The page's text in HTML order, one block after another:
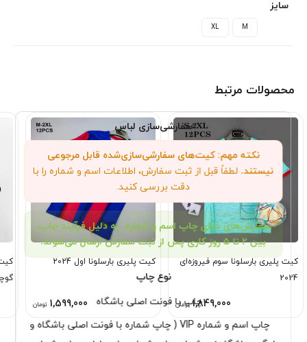
سفارشی‌سازی لباس
نکته مهم: کیت‌های سفارشی‌سازی‌شده قابل مرجوعی
نیستند. لطفاً قبل از ثبت سفارش، اطلاعات اسم و شماره را با
دقت بررسی کنید.
سفارش‌های دارای چاپ اسم و شماره، به دلیل فرآیند چاپ،
بین ۲ تا ۵ روز کاری پس از ثبت سفارش ارسال می‌شوند.
نوع چاپ
چاپ با فونت اصلی باشگاه
چاپ اسم و شماره VIP ( چاپ شماره با فونت اصلی باشگاه و
سایز
M
XL
محصولات مرتبط
کیت پلیری بارسلونا سوم فیروزه‌ای
2024
1,849,000 تومان
کیت پلیری بارسلونا اول 2024
1,599,000 تومان